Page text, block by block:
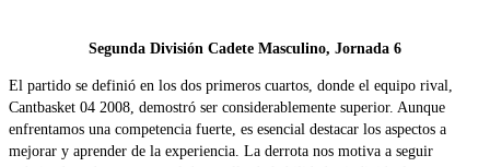
Segunda División Cadete Masculino, Jornada 6
El partido se definió en los dos primeros cuartos, donde el equipo rival,
Cantbasket 04 2008, demostró ser considerablemente superior. Aunque
enfrentamos una competencia fuerte, es esencial destacar los aspectos a
mejorar y aprender de la experiencia. La derrota nos motiva a seguir